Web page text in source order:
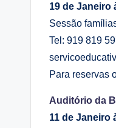
19 de Janeiro
Sessão
Tel: 919 819
Para reservas
Auditório da
11 de Janeiro